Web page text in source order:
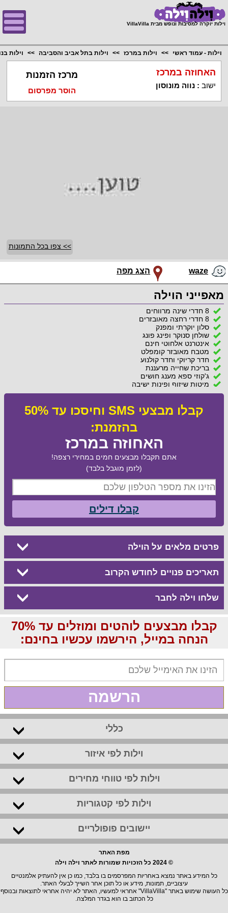
וילות יוקרה למסיבות ונופש מבית VillaVilla
וילות - עמוד ראשי וילות במרכז וילות בתל אביב והסביבה וילות
האחוזה במרכז
ישוב :נווה מונוסון
מרכז הזמנות
הוסר מפרסום
>> צפו בכל התמונות
waze הצג מפה
מאפייני הוילה
8 חדרי שינה מרווחים
8 חדרי רחצה מאובזרים
סלון יוקרתי ומפנק
שולחן סנוקר ופינג פונג
אינטרנט אלחוטי חינם
מטבח מאובזר קומפלט
חדר קריוקי וחדר קולנוע
בריכת שחייה מרעננת
ג'קוזי ספא מענג חושים
מיטות שיזוף ופינות ישיבה
קבלו מבצעי SMS וחיסכו עד 50%
בהזמנת:
האחוזה במרכז
אתם תקבלו מבצעים חמים במחירי רצפה!
(לזמן מוגבל בלבד)
קבלו דילים
פרטים מלאים על הוילה
תאריכים פנויים לחודש הקרוב
שלחו וילה לחבר
קבלו מבצעים לוהטים ומוזלים עד 70%
הנחה במייל, הירשמו עכשיו בחינם:
הרשמה
כללי
וילות לפי איזור
וילות לפי טווחי מחירים
וילות לפי קטגוריות
יישובים פופולריים
מפת האתר
© 2024 כל הזכויות שמורות לאתר וילה וילה
כל המידע באתר נמצא באחריות המפרסמים בו בלבד, כמו כן אין להעתיק אלמנטיים
עיצוביים, תמונות, מידע או כל תוכן אחר השייך לבעלי האתר.
כל העושה שימוש באתר "VillaVilla" אחראי למעשיו, האתר לא יהיה אחראי לתוצאות ובנוסף
כל הכתוב בו הוא בגדר המלצה.